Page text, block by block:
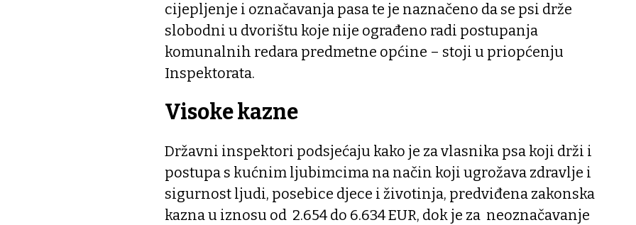
cijepljenje i označavanja pasa te je naznačeno da se psi drže
slobodni u dvorištu koje nije ograđeno radi postupanja
komunalnih redara predmetne općine – stoji u priopćenju
Inspektorata.
Visoke kazne
Državni inspektori podsjećaju kako je za vlasnika psa koji drži i
postupa s kućnim ljubimcima na način koji ugrožava zdravlje i
sigurnost ljudi, posebice djece i životinja, predviđena zakonska
kazna u iznosu od 2.654 do 6.634 EUR, dok je za neoznačavanje